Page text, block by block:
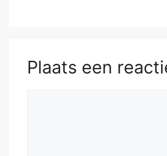
Plaats een